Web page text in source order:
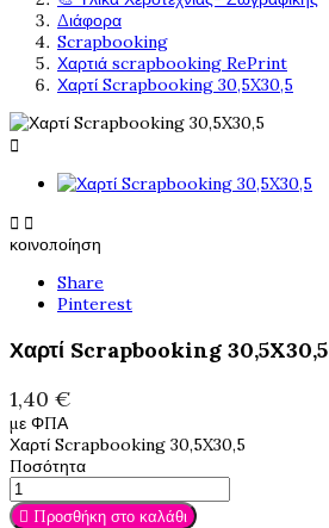
Διάφορα
Scrapbooking
Χαρτιά scrapbooking RePrint
Χαρτί Scrapbooking 30,5X30,5

 
κοινοποίηση
Share
Pinterest
Χαρτί Scrapbooking 30,5X30,5
1,40 €
με ΦΠΑ
Χαρτί Scrapbooking 30,5X30,5
Ποσότητα
 Προσθήκη στο καλάθι